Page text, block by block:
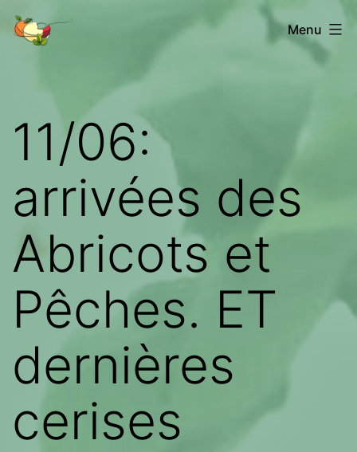
Aller
auLes
Menu
11/06:
arrivées des
Abricots et
Pêches. ET
dernières
cerises